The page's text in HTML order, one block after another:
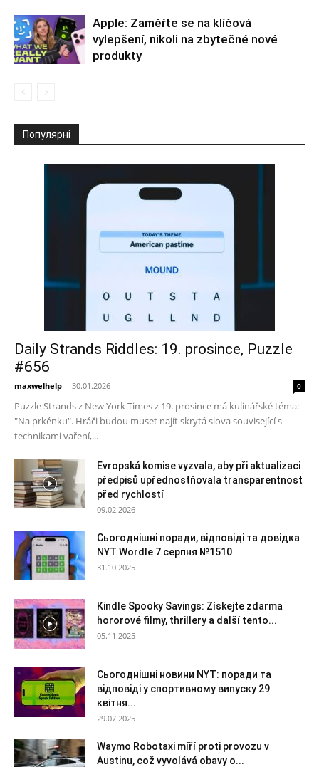
Apple: Zaměřte se na klíčová
vylepšení, nikoli na zbytečné nové
produkty
Популярні
Daily Strands Riddles: 19. prosince, Puzzle
#656
maxwelhelp - 30.01.2026 0
Puzzle Strands z New York Times z 19. prosince má kulinářské téma:
"Na prkénku". Hráči budou muset najít skrytá slova související s
technikami vaření,...
Evropská komise vyzvala, aby při aktualizaci
předpisů upřednostňovala transparentnost
před rychlostí
09.02.2026
Сьогоднішні поради, відповіді та довідка
NYT Wordle 7 серпня №1510
31.10.2025
Kindle Spooky Savings: Získejte zdarma
hororové filmy, thrillery a další tento...
05.11.2025
Сьогоднішні новини NYT: поради та
відповіді у спортивному випуску 29
квітня...
29.07.2025
Waymo Robotaxi míří proti provozu v
Austinu, což vyvolává obavy o...